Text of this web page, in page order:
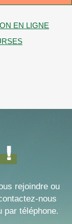
EN LIGNE
!
rejoindre ou
nous
par téléphone.